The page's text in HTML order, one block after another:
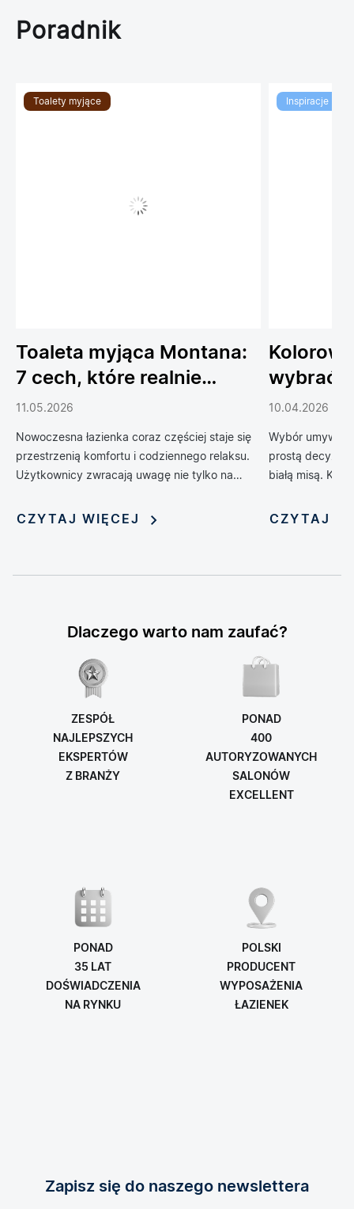
Poradnik
Toalety myjące
Toaleta myjąca Montana:
7 cech, które realnie
podnoszą komfort
codziennego życia
11.05.2026
Nowoczesna łazienka coraz częściej staje się
przestrzenią komfortu i codziennego relaksu.
Użytkownicy zwracają uwagę nie tylko na
poprawiają wygodę, higienę i funkcjonalność
zaawansowanych urządzeń sprawia, że stają
modnym elementem aranżacji łazienek.
CZYTAJ WIĘCEJ
Inspiracje
wybrać
do
10.04.2026
Wybór
prostą decyzją
białą misą.
oferując
CZYTAJ
Dlaczego warto nam zaufać?
ZESPÓŁ
NAJLEPSZYCH
EKSPERTÓW
Z BRANŻY
PONAD
400
AUTORYZOWANYCH
SALONÓW
EXCELLENT
PONAD
35 LAT
DOŚWIADCZENIA
NA RYNKU
POLSKI
PRODUCENT
WYPOSAŻENIA
ŁAZIENEK
Zapisz się do naszego newslettera